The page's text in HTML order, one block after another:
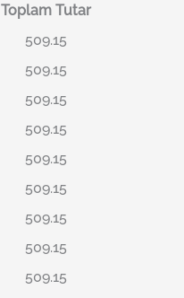
Toplam Tutar
509.15
509.15
509.15
509.15
509.15
509.15
509.15
509.15
509.15